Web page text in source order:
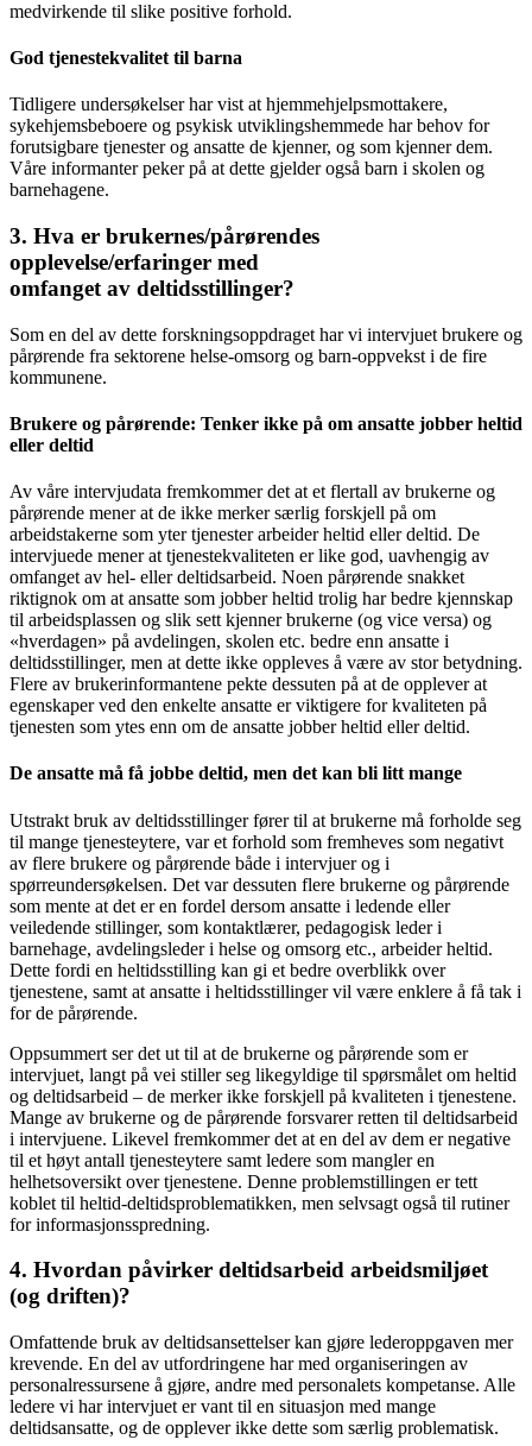
medvirkende til slike positive forhold.
God tjenestekvalitet til barna
Tidligere undersøkelser har vist at hjemmehjelpsmottakere,
sykehjemsbeboere og psykisk utviklingshemmede har behov for
forutsigbare tjenester og ansatte de kjenner, og som kjenner dem.
Våre informanter peker på at dette gjelder også barn i skolen og
barnehagene.
3. Hva er brukernes/pårørendes
opplevelse/erfaringer med
omfanget av deltidsstillinger?
Som en del av dette forskningsoppdraget har vi intervjuet brukere og
pårørende fra sektorene helse-omsorg og barn-oppvekst i de fire
kommunene.
Brukere og pårørende: Tenker ikke på om ansatte jobber heltid
eller deltid
Av våre intervjudata fremkommer det at et flertall av brukerne og
pårørende mener at de ikke merker særlig forskjell på om
arbeidstakerne som yter tjenester arbeider heltid eller deltid. De
intervjuede mener at tjenestekvaliteten er like god, uavhengig av
omfanget av hel- eller deltidsarbeid. Noen pårørende snakket
riktignok om at ansatte som jobber heltid trolig har bedre kjennskap
til arbeidsplassen og slik sett kjenner brukerne (og vice versa) og
«hverdagen» på avdelingen, skolen etc. bedre enn ansatte i
deltidsstillinger, men at dette ikke oppleves å være av stor betydning.
Flere av brukerinformantene pekte dessuten på at de opplever at
egenskaper ved den enkelte ansatte er viktigere for kvaliteten på
tjenesten som ytes enn om de ansatte jobber heltid eller deltid.
De ansatte må få jobbe deltid, men det kan bli litt mange
Utstrakt bruk av deltidsstillinger fører til at brukerne må forholde seg
til mange tjenesteytere, var et forhold som fremheves som negativt
av flere brukere og pårørende både i intervjuer og i
spørreundersøkelsen. Det var dessuten flere brukerne og pårørende
som mente at det er en fordel dersom ansatte i ledende eller
veiledende stillinger, som kontaktlærer, pedagogisk leder i
barnehage, avdelingsleder i helse og omsorg etc., arbeider heltid.
Dette fordi en heltidsstilling kan gi et bedre overblikk over
tjenestene, samt at ansatte i heltidsstillinger vil være enklere å få tak i
for de pårørende.
Oppsummert ser det ut til at de brukerne og pårørende som er
intervjuet, langt på vei stiller seg likegyldige til spørsmålet om heltid
og deltidsarbeid – de merker ikke forskjell på kvaliteten i tjenestene.
Mange av brukerne og de pårørende forsvarer retten til deltidsarbeid
i intervjuene. Likevel fremkommer det at en del av dem er negative
til et høyt antall tjenesteytere samt ledere som mangler en
helhetsoversikt over tjenestene. Denne problemstillingen er tett
koblet til heltid-deltidsproblematikken, men selvsagt også til rutiner
for informasjonsspredning.
4. Hvordan påvirker deltidsarbeid arbeidsmiljøet
(og driften)?
Omfattende bruk av deltidsansettelser kan gjøre lederoppgaven mer
krevende. En del av utfordringene har med organiseringen av
personalressursene å gjøre, andre med personalets kompetanse. Alle
ledere vi har intervjuet er vant til en situasjon med mange
deltidsansatte, og de opplever ikke dette som særlig problematisk.